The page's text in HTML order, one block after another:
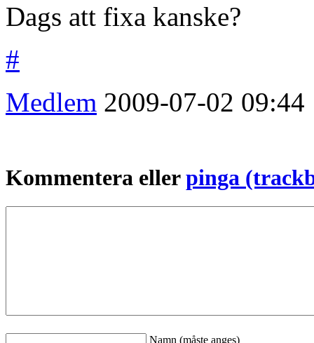
Dags att fixa kanske?
#
Medlem 2009-07-02 09:44
Kommentera ellerpinga
Namn (måste anges)